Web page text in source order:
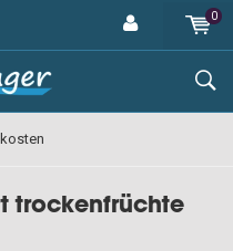
0
trockenfrüchte